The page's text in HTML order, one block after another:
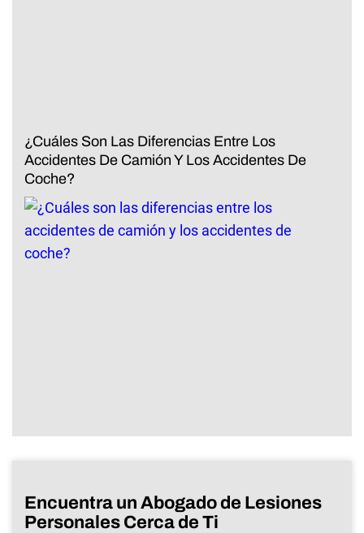
¿Cuáles Son Las Diferencias Entre Los
Accidentes De Camión Y Los Accidentes De
Coche?
Encuentra un Abogado de Lesiones
Personales Cerca de Ti